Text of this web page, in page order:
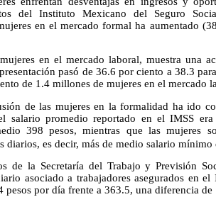
del Instituto Mexicano del Seguro
en el mercado formal ha aumentado
en el mercado laboral, muestra una
pasó de 36.6 por ciento a 38.3
de 1.4 millones de mujeres en el mercado
de las mujeres en la formalidad ha ido
salario promedio reportado en el IMSS
398 pesos, mientras que las mujeres
diarios, es decir, más de medio salario
de la Secretaría del Trabajo y Previsión
asociado a trabajadores asegurados en
pesos por día frente a 363.5, una diferencia